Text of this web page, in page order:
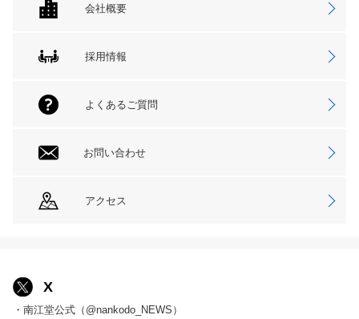
会社概要
採用情報
よくあるご質問
お問い合わせ
アクセス
X
・南江堂公式（@nankodo_NEWS）